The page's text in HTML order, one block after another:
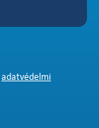
adatvédelmi